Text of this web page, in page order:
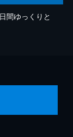
間ゆっくりと